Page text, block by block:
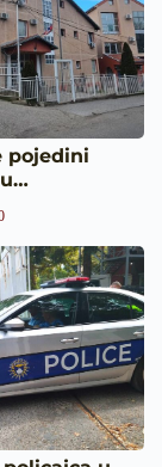
pojedini